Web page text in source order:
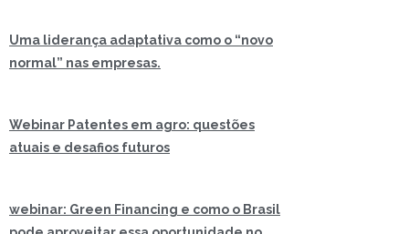
Uma liderança adaptativa como o “novo
normal” nas empresas.
Webinar Patentes em agro: questões
atuais e desafios futuros
webinar: Green Financing e como o Brasil